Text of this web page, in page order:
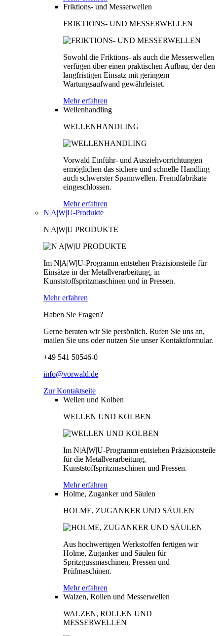
Friktions- und Messerwellen
FRIKTIONS- UND MESSERWELLEN
Sowohl die Friktions- als auch die Messerwellen
verfügen über einen praktischen Aufbau, der den
langfristigen Einsatz mit geringem
Wartungsaufwand gewährleistet.
Mehr erfahren
Wellenhandling
WELLENHANDLING
Vorwald Einführ- und Ausziehvorrichtungen
ermöglichen das sichere und schnelle Handling
auch schwerster Spannwellen. Fremdfabrikate
eingeschlossen.
Mehr erfahren
N|A|W|U-Produkte
N|A|W|U PRODUKTE
Im N|A|W|U-Programm entstehen Präzisionsteile für
Einsätze in der Metallverarbeitung, in
Kunststoffspritzmaschinen und in Pressen.
Mehr erfahren
Haben Sie Fragen?
Gerne beraten wir Sie persönlich. Rufen Sie uns an,
mailen Sie uns oder nutzen Sie unser Kontaktformular.
+49 541 50546-0
info@vorwald.de
Zur Kontaktseite
Wellen und Kolben
WELLEN UND KOLBEN
Im N|A|W|U-Programm entstehen Präzisionsteile
für die Metallverarbeitung,
Kunststoffspritzmaschinen und Pressen.
Mehr erfahren
Holme, Zuganker und Säulen
HOLME, ZUGANKER UND SÄULEN
Aus hochwertigen Werkstoffen fertigen wir
Holme, Zuganker und Säulen für
Spritzgussmaschinen, Pressen und
Prüfmaschinen.
Mehr erfahren
Walzen, Rollen und Messerwellen
WALZEN, ROLLEN UND
MESSERWELLEN